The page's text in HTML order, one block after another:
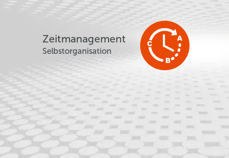
Zeitmanagement
Selbstorganisation